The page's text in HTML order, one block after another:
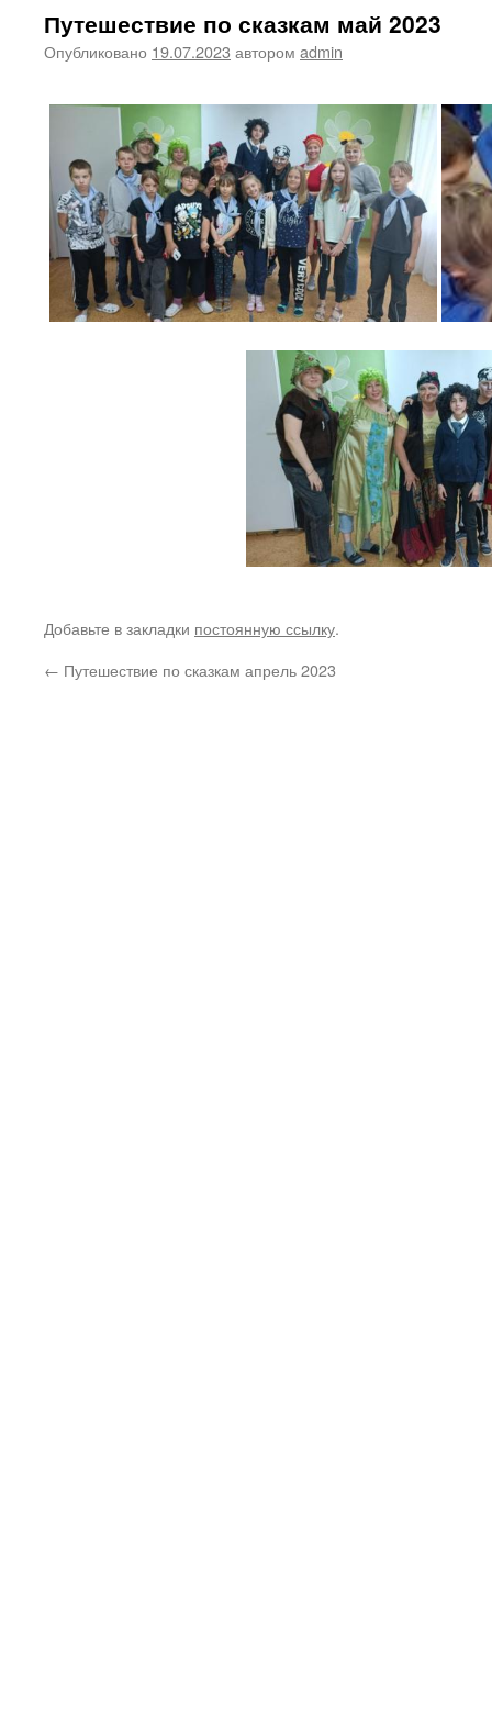
Путешествие по сказкам май 2023
Опубликовано 19.07.2023 автором admin
Добавьте в закладки постоянную ссылку.
← Путешествие по сказкам апрель 2023